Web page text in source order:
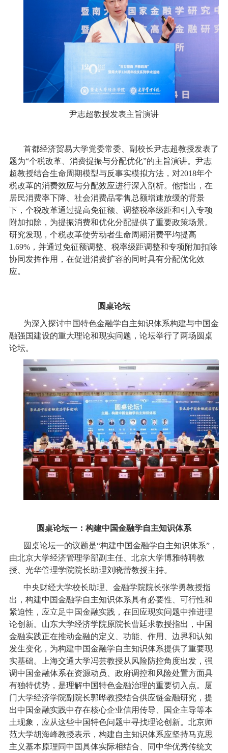
尹志超教授发表主旨演讲
首都经济贸易大学党委常委、副校长尹志超教授发表了
题为“个税改革、消费提振与分配优化”的主旨演讲。尹志
超教授结合生命周期模型与反事实模拟方法，对2018年个
税改革的消费效应与分配效应进行深入剖析。他指出，在
居民消费率下降、社会消费品零售总额增速放缓的背景
下，个税改革通过提高免征额、调整税率级距和引入专项
附加扣除，为提振消费和优化分配提供了重要政策场景。
研究发现，个税改革使劳动者生命周期消费平均提高
1.69%，并通过免征额调整、税率级距调整和专项附加扣除
协同发挥作用，在促进消费扩容的同时具有分配优化效
应。
圆桌论坛
为深入探讨中国特色金融学自主知识体系构建与中国金
融强国建设的重大理论和现实问题，论坛举行了两场圆桌
论坛。
圆桌论坛一：构建中国金融学自主知识体系
圆桌论坛一的议题是“构建中国金融学自主知识体系”，
由北京大学经济管理学部副主任、北京大学博雅特聘教
授、光华管理学院院长助理刘晓蕾教授主持。
中央财经大学校长助理、金融学院院长张学勇教授指
出，构建中国金融学自主知识体系具有必要性、可行性和
紧迫性，应立足中国金融实践，在回应现实问题中推进理
论创新。山东大学经济学院原院长曹廷求教授指出，中国
金融实践正在推动金融的定义、功能、作用、边界和认知
发生变化，为构建中国金融学自主知识体系提供了重要现
实基础。上海交通大学冯芸教授从风险防控角度出发，强
调中国金融体系在资源动员、政府调控和风险处置方面具
有独特优势，是理解中国特色金融治理的重要切入点。厦
门大学经济学院副院长郭晔教授结合供应链金融研究，提
出中国金融实践中存在核心企业信用传导、国企主导等本
土现象，应从这些中国特色问题中寻找理论创新。北京师
范大学胡海峰教授表示，构建自主知识体系应坚持马克思
主义基本原理同中国具体实际相结合、同中华优秀传统文